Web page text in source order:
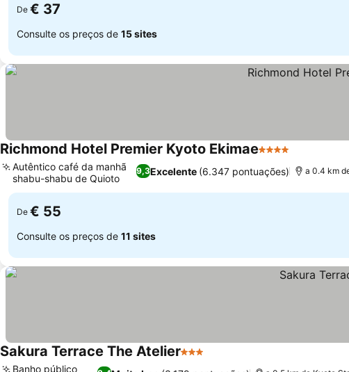
De € 37
Consulte os preços de 15 sites
Richmond Hotel Premier Kyoto Ekimae4 Estrelas
9,3Excelente (6.347 pontuações)
Autêntico café da manhã
shabu-shabu de Quioto
a 0.4 km
De € 55
Consulte os preços de 11 sites
Sakura Terrace The Atelier3 Estrelas
Banho público